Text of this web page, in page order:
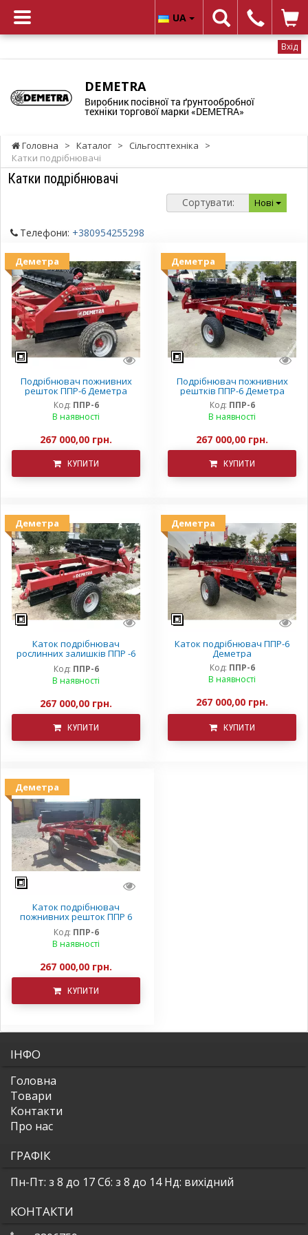
Вхід
DEMETRA
Виробник посівної та ґрунтообробної
техніки торгової марки «DEMETRA»
UA
Головна > Каталог > Сільгосптехніка
>
Катки подрібнювачі
Катки подрібнювачі
Сортувати: Нові
Телефони: +380954255298
Деметра
Подрібнювач пожнивних
решток ППР-6 Деметра
Код: ППР-6
В наявності
267 000,00 грн.
КУПИТИ
Деметра
Подрібнювач пожнивних
рештків ППР-6 Деметра
Код: ППР-6
В наявності
267 000,00 грн.
КУПИТИ
Деметра
Каток подрібнювач
рослинних залишків ППР -6
Деметра
Код: ППР-6
В наявності
267 000,00 грн.
КУПИТИ
Деметра
Каток подрібнювач ППР-6
Деметра
Код: ППР-6
В наявності
267 000,00 грн.
КУПИТИ
Деметра
Каток подрібнювач
пожнивних решток ППР 6
Деметра
Код: ППР-6
В наявності
267 000,00 грн.
КУПИТИ
ІНФО
Головна
Товари
Контакти
Про нас
ГРАФІК
Пн-Пт: з 8 до 17Сб: з 8 до 14Нд: вихідний
КОНТАКТИ